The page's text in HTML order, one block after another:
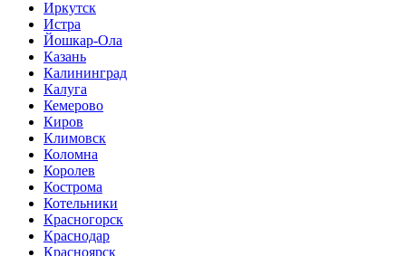
Иркутск
Истра
Йошкар-Ола
Казань
Калининград
Калуга
Кемерово
Киров
Климовск
Коломна
Королев
Кострома
Котельники
Красногорск
Краснодар
Красноярск